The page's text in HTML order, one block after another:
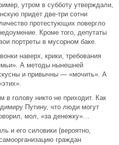
утром в субботу утверждали,
придет две-три сотни
протестующих повергло
Кроме того, депутаты
портреты в мусорном баке.
наверх, крики, требования
А методы нынешней
и привычны — «мочить». А
голову никто не приходит. Как
Путину, что люди могут
мол, «за денежку»…
и его силовики (вероятно,
граждан